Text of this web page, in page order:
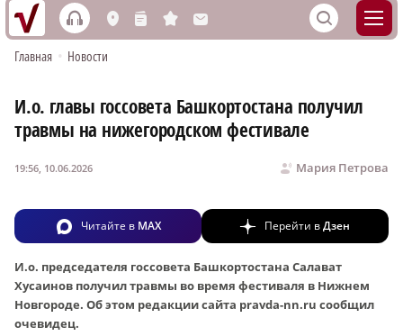
h L n s M S
Главная • Новости
И.о. главы госсовета Башкортостана получил
травмы на нижегородском фестивале
Мария Петрова
19:56, 10.06.2026
Читайте в MAX Перейти вДзен
И.о. председателя госсовета Башкортостана Салават
Хусаинов получил травмы во время фестиваля в Нижнем
Новгороде. Об этом редакции сайта pravda-nn.ru сообщил
очевидец.